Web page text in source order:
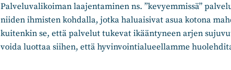
Palveluvalikoiman laajentaminen ns. ”kevyemmissä”
niiden ihmisten kohdalla, jotka haluaisivat asua kotona
kuitenkin se, että palvelut tukevat ikääntyneen arjen
voida luottaa siihen, että hyvinvointialueellamme